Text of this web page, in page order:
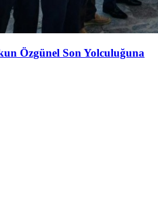
Özgünel Son Yolculuğuna